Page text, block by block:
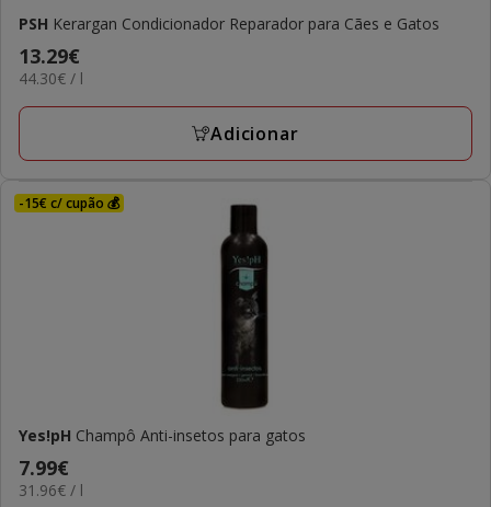
PSH Kerargan Condicionador Reparador para Cães e Gatos
Preço
13.29€
13.29€
44.30€
L
44.30€ / l
Adicionar
-15€ c/ cupão 💰
Yes!pH Champô Anti-insetos para gatos
Preço
7.99€
7.99€
31.96€
31.96€ / l